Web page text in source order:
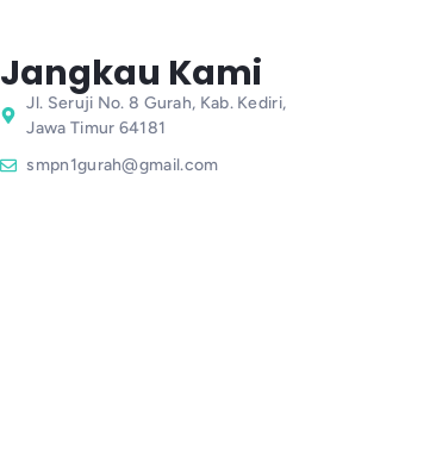
Jangkau Kami
Jl. Seruji No. 8 Gurah, Kab. Kediri,
Jawa Timur 64181
smpn1gurah@gmail.com